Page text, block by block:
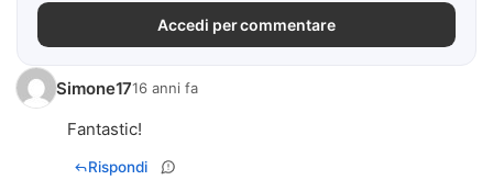
Accedi per commentare
Simone1716 anni fa
Fantastic!
Rispondi